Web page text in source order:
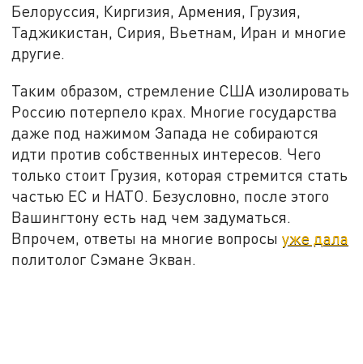
Белоруссия, Киргизия, Армения, Грузия,
Таджикистан, Сирия, Вьетнам, Иран и многие
другие.
Таким образом, стремление США изолировать
Россию потерпело крах. Многие государства
даже под нажимом Запада не собираются
идти против собственных интересов. Чего
только стоит Грузия, которая стремится стать
частью ЕС и НАТО. Безусловно, после этого
Вашингтону есть над чем задуматься.
Впрочем, ответы на многие вопросыуже дала
политолог Сэмане Экван.